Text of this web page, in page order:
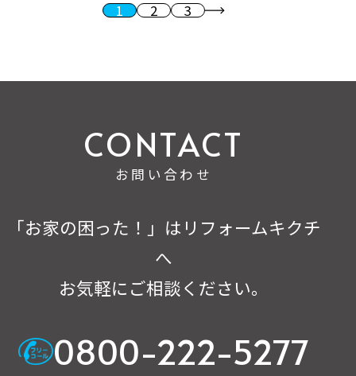
投稿のページ送り 1 2 3 次へ
お問い合わせ
「お家の困った！」はリフォームキクチ
へ
お気軽にご相談ください。
0800-222-5277